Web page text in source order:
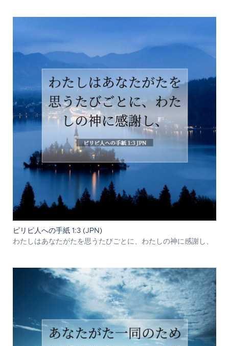
ピリピ人への手紙 1:3 (JPN)
わたしはあなたがたを思うたびごとに、わたしの神に感謝し、